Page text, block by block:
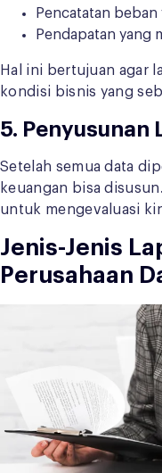
Pencatatan
Pendapatan yang
Hal ini bertujuan agar
kondisi bisnis yang
5. Penyusunan
Setelah semua data
keuangan bisa
untuk mengevaluasi
Jenis-Jenis
Perusahaan